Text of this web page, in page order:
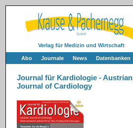
Verlag für Medizin und Wirtschaft
Abo Journale News Datenbanken
Journal für Kardiologie - Austrian
Journal of Cardiology